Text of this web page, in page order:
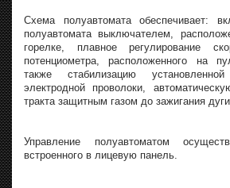
Схема полуавтомата обеспечивает:
полуавтомата выключателем,
горелке, плавное регулирование
потенциометра, расположенного на
также стабилизацию
электродной проволоки,
тракта защитным газом до зажигания
Управление полуавтоматом
встроенного в лицевую панель.